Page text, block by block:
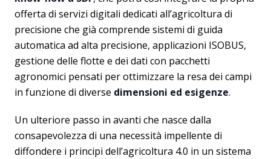
offerta di servizi digitali dedicati all’agricoltura di
precisione che già comprende sistemi di guida
automatica ad alta precisione, applicazioni ISOBUS,
gestione delle flotte e dei dati con pacchetti
agronomici pensati per ottimizzare la resa dei campi
in funzione di diverse dimensioni ed esigenze.
Un ulteriore passo in avanti che nasce dalla
consapevolezza di una necessità impellente di
diffondere i principi dell’agricoltura 4.0 in un sistema